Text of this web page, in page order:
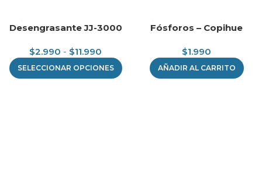
Desengrasante JJ-3000
$2.990 - $11.990
SELECCIONAR OPCIONES
Fósforos – Copihue
$1.990
AÑADIR AL CARRITO